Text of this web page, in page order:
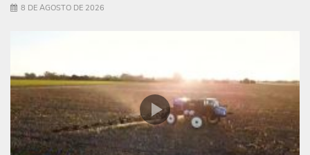
8 DE AGOSTO DE 2026